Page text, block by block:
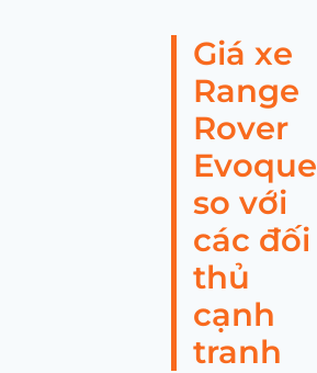
Giá xe
Range
Rover
Evoque
so với
các đối
thủ
cạnh
tranh